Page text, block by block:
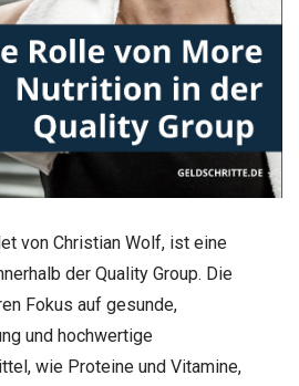
von Christian Wolf, ist eine
der Quality Group. Die
Fokus auf gesunde,
und hochwertige
wie Proteine und Vitamine,